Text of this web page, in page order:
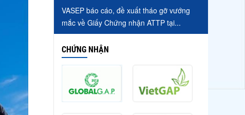
VASEP báo cáo, đề xuất tháo gỡ vướng
mắc về Giấy Chứng nhận ATTP tại...
CHỨNG NHẬN